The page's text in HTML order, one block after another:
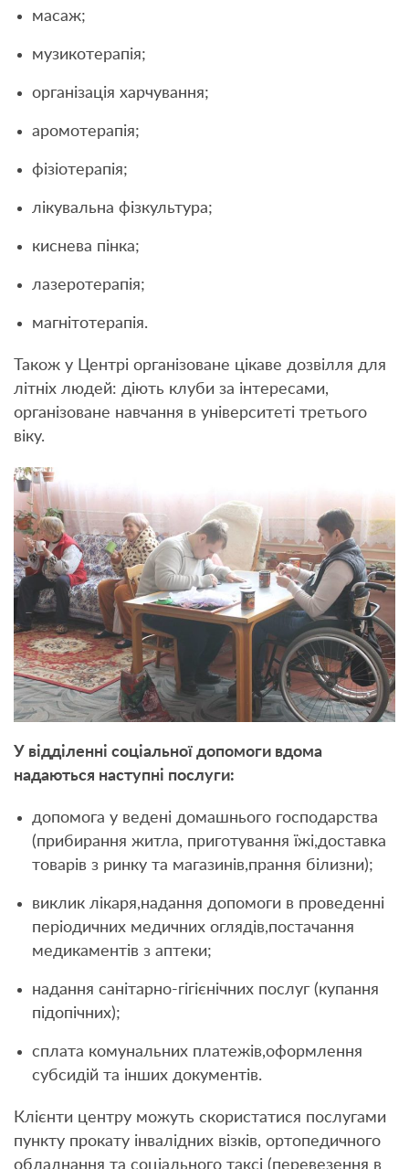
масаж;
музикотерапія;
організація харчування;
аромотерапія;
фізіотерапія;
лікувальна фізкультура;
киснева пінка;
лазеротерапія;
магнітотерапія.
Також у Центрі організоване цікаве дозвілля для
літніх людей: діють клуби за інтересами,
організоване навчання в університеті третього
віку.
У відділенні соціальної допомоги вдома
надаються наступні послуги:
допомога у ведені домашнього господарства
(прибирання житла, приготування їжі,доставка
товарів з ринку та магазинів,прання білизни);
виклик лікаря,надання допомоги в проведенні
періодичних медичних оглядів,постачання
медикаментів з аптеки;
надання санітарно-гігієнічних послуг (купання
підопічних);
сплата комунальних платежів,оформлення
субсидій та інших документів.
Клієнти центру можуть скористатися послугами
пункту прокату інвалідних візків, ортопедичного
обладнання та соціального таксі (перевезення в